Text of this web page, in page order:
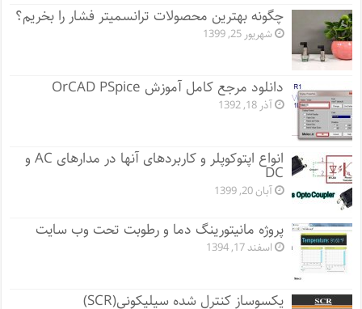
چگونه بهترین محصولات ترانسمیتر فشار را بخریم؟
شهریور 25, 1399
دانلود مرجع کامل آموزش OrCAD PSpice
آذر 18, 1392
انواع اپتوکوپلر و کاربردهای آنها در مدارهای AC و
DC
آبان 20, 1399
پروژه مانيتورينگ دما و رطوبت تحت وب سایت
اسفند 17, 1394
یکسوساز کنترل شده سیلیکونی(SCR)